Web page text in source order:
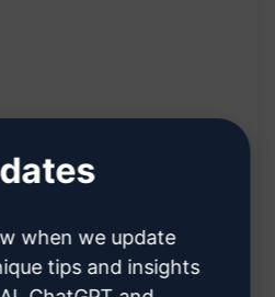
성하여 100% 독창적이고
성
when we update
tips and insights